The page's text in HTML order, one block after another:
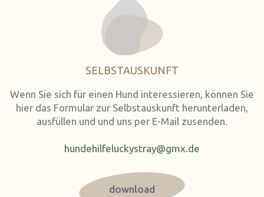
SELBSTAUSKUNFT
Wenn Sie sich für einen Hund interessieren, können Sie
hier das Formular zur Selbstauskunft herunterladen,
ausfüllen und und uns per E-Mail zusenden.
hundehilfeluckystray@gmx.de
download